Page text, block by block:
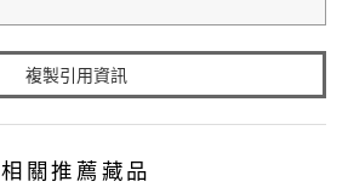
複製引用資訊
相關推薦藏品